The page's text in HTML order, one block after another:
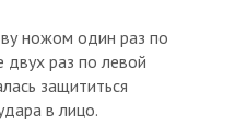
ножом один раз по
двух раз по левой
защититься
в лицо.